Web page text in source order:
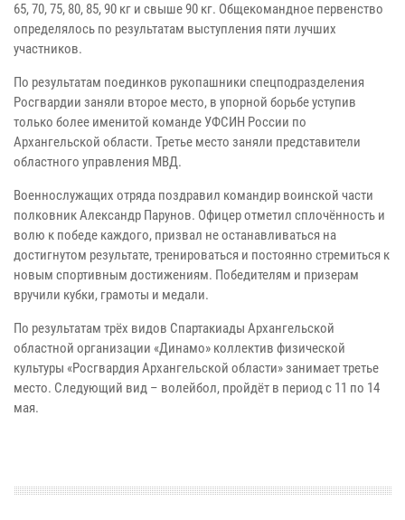
65, 70, 75, 80, 85, 90 кг и свыше 90 кг. Общекомандное первенство
определялось по результатам выступления пяти лучших
участников.
По результатам поединков рукопашники спецподразделения
Росгвардии заняли второе место, в упорной борьбе уступив
только более именитой команде УФСИН России по
Архангельской области. Третье место заняли представители
областного управления МВД.
Военнослужащих отряда поздравил командир воинской части
полковник Александр Парунов. Офицер отметил сплочённость и
волю к победе каждого, призвал не останавливаться на
достигнутом результате, тренироваться и постоянно стремиться к
новым спортивным достижениям. Победителям и призерам
вручили кубки, грамоты и медали.
По результатам трёх видов Спартакиады Архангельской
областной организации «Динамо» коллектив физической
культуры «Росгвардия Архангельской области» занимает третье
место. Следующий вид – волейбол, пройдёт в период с 11 по 14
мая.